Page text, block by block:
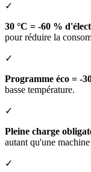
✓
30 °C = -60 %
pour réduire la
✓
Programme éco = -
basse température.
✓
Pleine charge
autant qu'une
✓